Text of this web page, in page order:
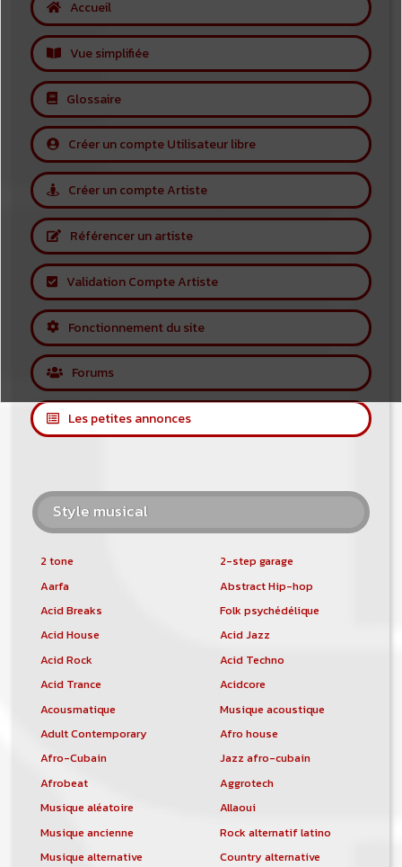
Accueil
Vue simplifiée
Glossaire
Créer un compte Utilisateur libre
Créer un compte Artiste
Référencer un artiste
Validation Compte Artiste
Fonctionnement du site
Forums
Les petites annonces
Style musical
2 tone
2-step garage
Aarfa
Abstract Hip-hop
Acid Breaks
Folk psychédélique
Acid House
Acid Jazz
Acid Rock
Acid Techno
Acid Trance
Acidcore
Acousmatique
Musique acoustique
Adult Contemporary
Afro house
Afro-Cubain
Jazz afro-cubain
Afrobeat
Aggrotech
Musique aléatoire
Allaoui
Musique ancienne
Rock alternatif latino
Musique alternative
Country alternative